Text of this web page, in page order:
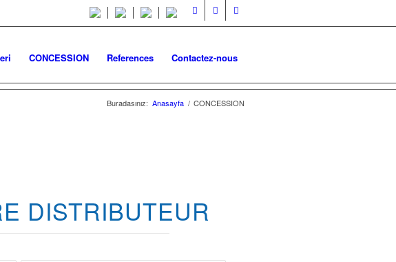
CONCESSION References Contactez-nous
Buradasınız: Anasayfa / CONCESSION
DISTRIBUTEUR